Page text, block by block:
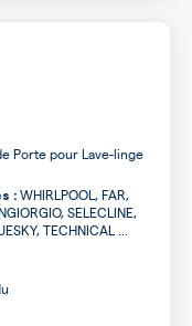
Porte pour Lave-linge
: WHIRLPOOL, FAR,
SELECLINE,
TECHNICAL ...